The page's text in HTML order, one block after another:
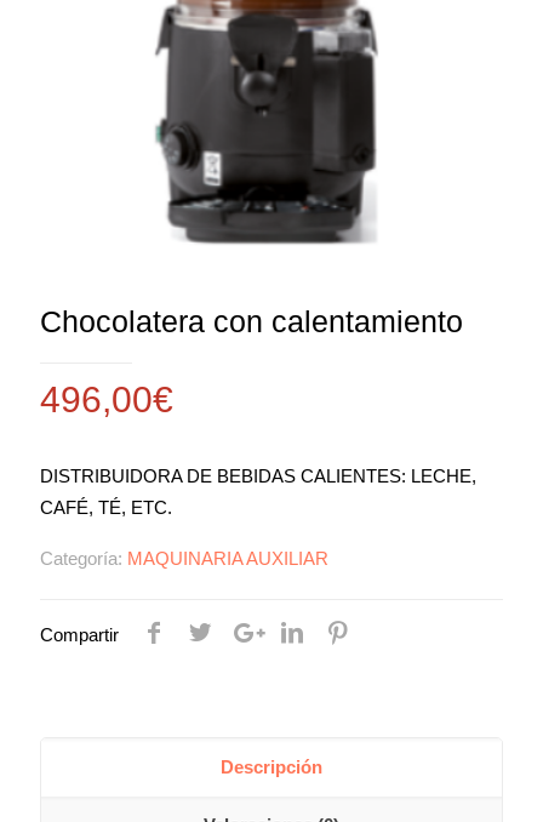
Chocolatera con calentamiento
496,00€
DISTRIBUIDORA DE BEBIDAS CALIENTES: LECHE,
CAFÉ, TÉ, ETC.
Categoría: MAQUINARIA AUXILIAR
Compartir
Descripción